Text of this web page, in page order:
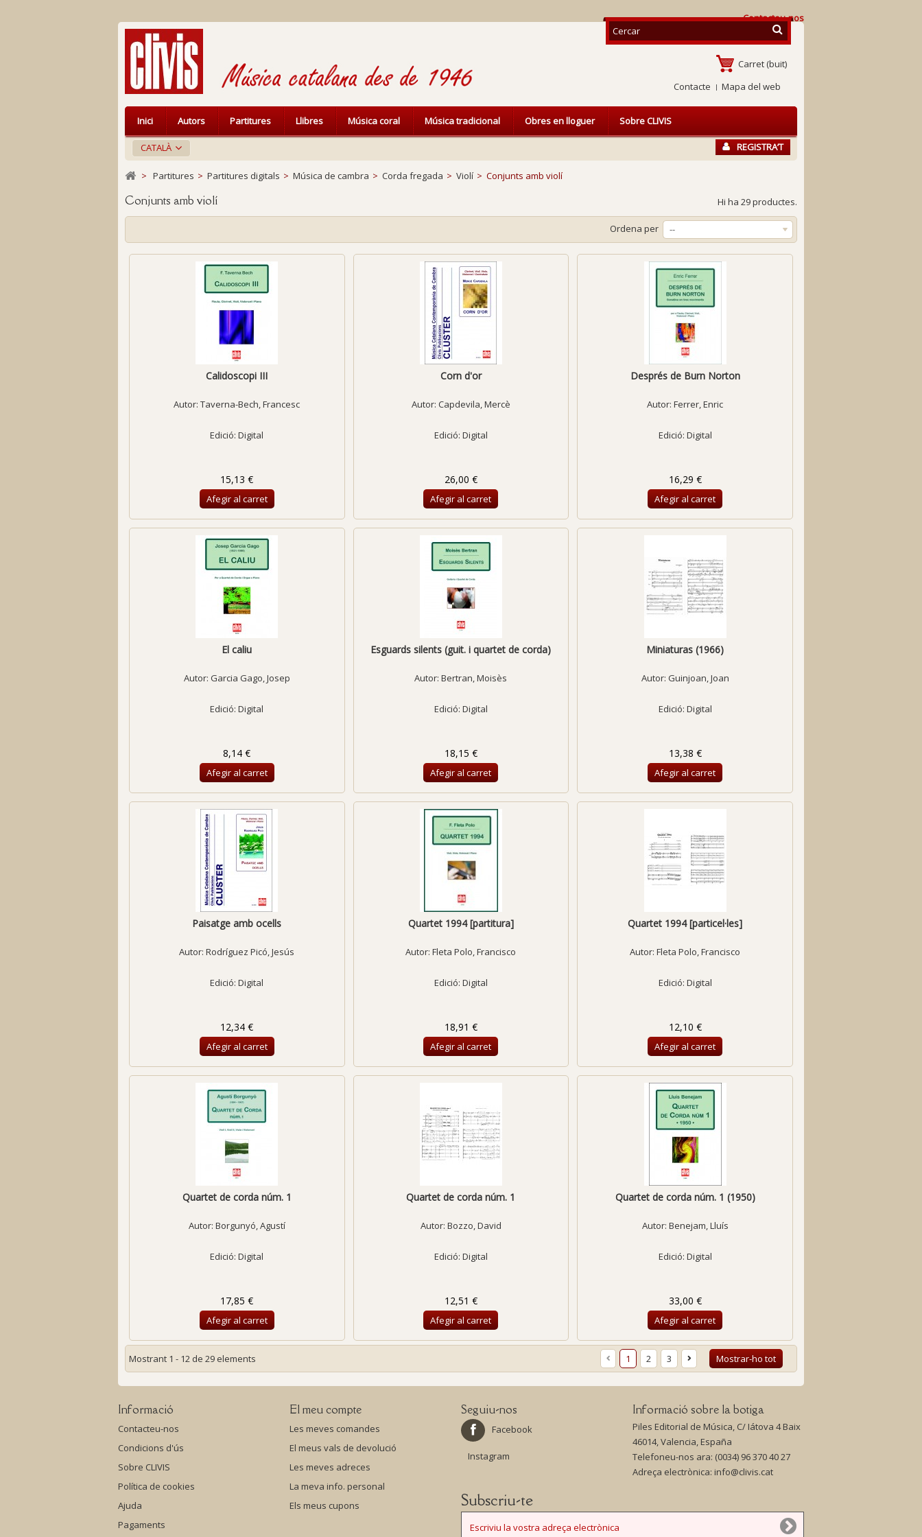
Contacteu-nos
Carret (buit)
Contacte
Mapa del web
CATALÀ REGISTRA’T
Inici Autors Partitures Llibres Música coral Música tradicional Obres en lloguer Sobre CLIVIS
> Partitures > Partitures digitals > Música de cambra > Corda fregada > Violí > Conjunts amb violí
Conjunts amb violí Hi ha 29 productes.
Ordena per --
Calidoscopi III
Autor:Taverna-Bech, Francesc
Edició: Digital
15,13 €
Afegir al carret
Corn d'or
Autor: Capdevila, Mercè
Edició: Digital
26,00 €
Afegir al carret
Després de Burn Norton
Autor:Ferrer, Enric
Edició: Digital
16,29 €
Afegir al carret
El caliu
Autor: Garcia Gago, Josep
Edició: Digital
8,14 €
Afegir al carret
Esguards silents (guit. i quartet de corda)
Autor:Bertran, Moisès
Edició: Digital
18,15 €
Afegir al carret
Miniaturas (1966)
Autor: Guinjoan, Joan
Edició: Digital
13,38 €
Afegir al carret
Paisatge amb ocells
Autor:Rodríguez Picó, Jesús
Edició: Digital
12,34 €
Afegir al carret
Quartet 1994 [partitura]
Autor:Fleta Polo, Francisco
Edició: Digital
18,91 €
Afegir al carret
Quartet 1994 [particel·les]
Autor:Fleta Polo, Francisco
Edició: Digital
12,10 €
Afegir al carret
Quartet de corda núm. 1
Autor: Borgunyó, Agustí
Edició: Digital
17,85 €
Afegir al carret
Quartet de corda núm. 1
Autor: Bozzo, David
Edició: Digital
12,51 €
Afegir al carret
Quartet de corda núm. 1 (1950)
Autor: Benejam, Lluís
Edició: Digital
33,00 €
Afegir al carret
Mostrar-ho tot
1 2 3
Mostrant 1 - 12 de 29 elements
Informació
Contacteu-nos
Condicions d'ús
Sobre CLIVIS
Política de cookies
Ajuda
Pagaments
El meu compte
Les meves comandes
El meus vals de devolució
Les meves adreces
La meva info. personal
Els meus cupons
Seguiu-nos
Facebook
Instagram
Informació sobre la botiga
Piles Editorial de Música, C/ Iátova 4 Baix
46014, Valencia, España
Telefoneu-nos ara: (0034) 96 370 40 27
Adreça electrònica: info@clivis.cat
Subscriu-te